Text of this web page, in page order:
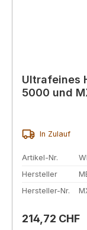
Ultrafeines
5000 und
In Zulauf
Artikel-Nr.
Hersteller
Hersteller-Nr.
Regulärer
214,72 CHF